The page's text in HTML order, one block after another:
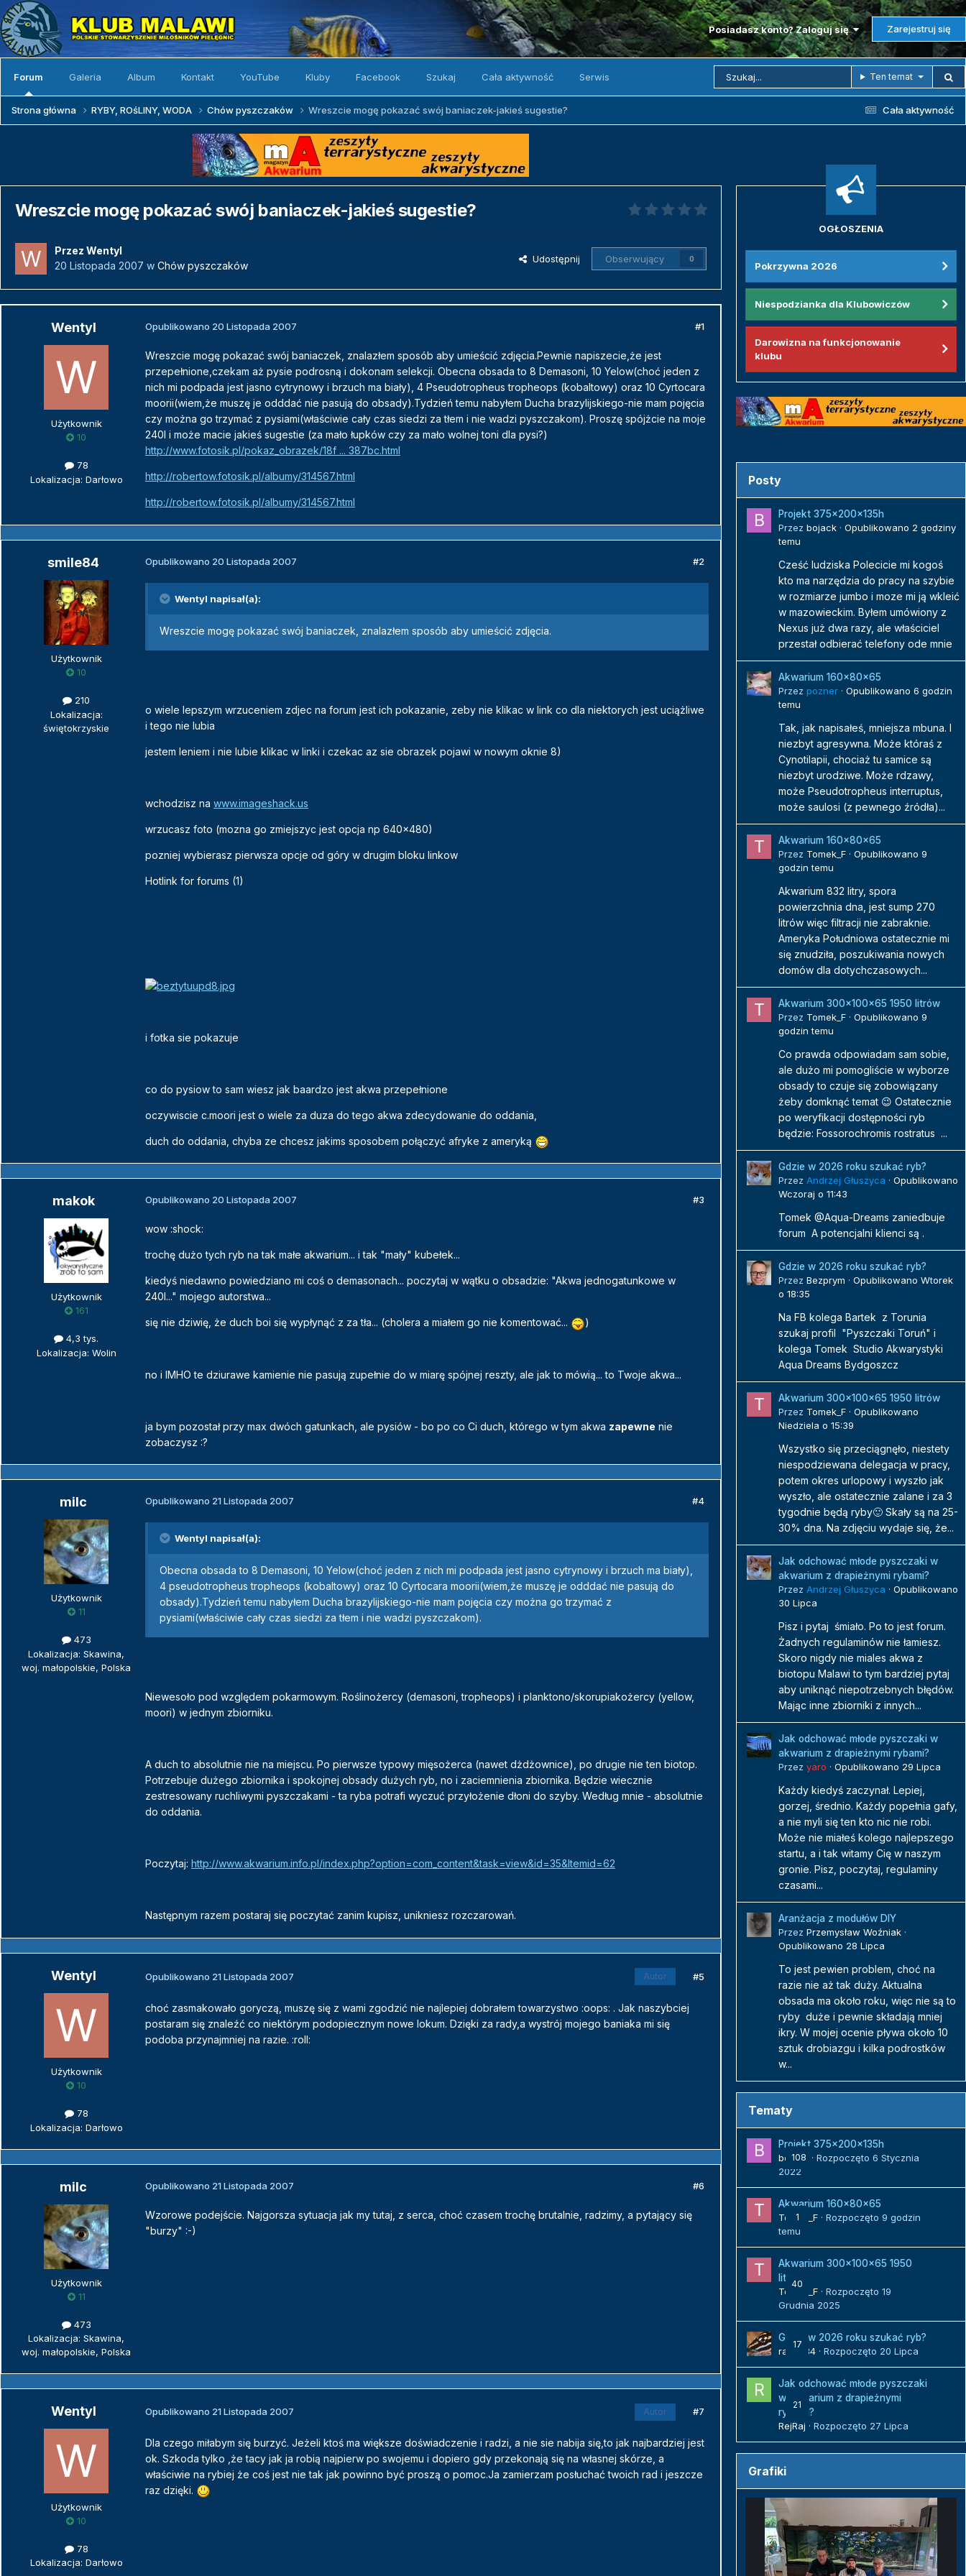
Posiadasz konto? Zaloguj się Zarejestruj się
Forum Galeria Album Kontakt YouTube Kluby Facebook Szukaj Cała aktywność Serwis Ten temat
Cała aktywność
Strona główna RYBY, ROśLINY, WODA Chów pyszczaków Wreszcie mogę pokazać swój baniaczek-jakieś sugestie?
Wreszcie mogę pokazać swój baniaczek-jakieś sugestie?
Przez Wentyl
20 Listopada 2007 w Chów pyszczaków
Udostępnij Obserwujący 0
Wentyl
Użytkownik
10
78
Lokalizacja: Darłowo
#1
Opublikowano 20 Listopada 2007
Wreszcie mogę pokazać swój baniaczek, znalazłem sposób aby umieścić zdjęcia.Pewnie napiszecie,że jest
przepełnione,czekam aż pysie podrosną i dokonam selekcji. Obecna obsada to 8 Demasoni, 10 Yelow(choć jeden z
nich mi podpada jest jasno cytrynowy i brzuch ma biały), 4 Pseudotropheus tropheops (kobaltowy) oraz 10 Cyrtocara
moorii(wiem,że muszę je odddać nie pasują do obsady).Tydzień temu nabyłem Ducha brazylijskiego-nie mam pojęcia
czy można go trzymać z pysiami(właściwie cały czas siedzi za tłem i nie wadzi pyszczakom). Proszę spójżcie na moje
240l i może macie jakieś sugestie (za mało łupków czy za mało wolnej toni dla pysi?)
http://www.fotosik.pl/pokaz_obrazek/18f ... 387bc.html
http://robertow.fotosik.pl/albumy/314567.html
http://robertow.fotosik.pl/albumy/314567.html
smile84
Użytkownik
10
210
Lokalizacja:
świętokrzyskie
#2
Opublikowano 20 Listopada 2007
Wentyl napisał(a):
Wreszcie mogę pokazać swój baniaczek, znalazłem sposób aby umieścić zdjęcia.
o wiele lepszym wrzuceniem zdjec na forum jest ich pokazanie, zeby nie klikac w link co dla niektorych jest uciążliwe
i tego nie lubia
jestem leniem i nie lubie klikac w linki i czekac az sie obrazek pojawi w nowym oknie 8)
wchodzisz na www.imageshack.us
wrzucasz foto (mozna go zmiejszyc jest opcja np 640x480)
pozniej wybierasz pierwsza opcje od góry w drugim bloku linkow
Hotlink for forums (1)
i fotka sie pokazuje
co do pysiow to sam wiesz jak baardzo jest akwa przepełnione
oczywiscie c.moori jest o wiele za duza do tego akwa zdecydowanie do oddania,
duch do oddania, chyba ze chcesz jakims sposobem połączyć afryke z ameryką
makok
Użytkownik
161
4,3 tys.
Lokalizacja: Wolin
#3
Opublikowano 20 Listopada 2007
wow :shock:
trochę dużo tych ryb na tak małe akwarium... i tak "mały" kubełek...
kiedyś niedawno powiedziano mi coś o demasonach... poczytaj w wątku o obsadzie: "Akwa jednogatunkowe w
240l..." mojego autorstwa...
się nie dziwię, że duch boi się wypłynąć z za tła... (cholera a miałem go nie komentować... )
no i IMHO te dziurawe kamienie nie pasują zupełnie do w miarę spójnej reszty, ale jak to mówią... to Twoje akwa...
ja bym pozostał przy max dwóch gatunkach, ale pysiów - bo po co Ci duch, którego w tym akwa zapewne nie
zobaczysz :?
milc
Użytkownik
11
473
Lokalizacja: Skawina,
woj. małopolskie, Polska
#4
Opublikowano 21 Listopada 2007
Wentyl napisał(a):
Obecna obsada to 8 Demasoni, 10 Yelow(choć jeden z nich mi podpada jest jasno cytrynowy i brzuch ma biały),
4 pseudotropheus tropheops (kobaltowy) oraz 10 Cyrtocara moorii(wiem,że muszę je odddać nie pasują do
obsady).Tydzień temu nabyłem Ducha brazylijskiego-nie mam pojęcia czy można go trzymać z
pysiami(właściwie cały czas siedzi za tłem i nie wadzi pyszczakom).
Niewesoło pod względem pokarmowym. Roślinożercy (demasoni, tropheops) i planktono/skorupiakożercy (yellow,
moori) w jednym zbiorniku.
A duch to absolutnie nie na miejscu. Po pierwsze typowy mięsożerca (nawet dżdżownice), po drugie nie ten biotop.
Potrzebuje dużego zbiornika i spokojnej obsady dużych ryb, no i zaciemnienia zbiornika. Będzie wiecznie
zestresowany ruchliwymi pyszczakami - ta ryba potrafi wyczuć przyłożenie dłoni do szyby. Według mnie - absolutnie
do oddania.
Poczytaj: http://www.akwarium.info.pl/index.php?option=com_content&task=view&id=35&Itemid=62
Następnym razem postaraj się poczytać zanim kupisz, unikniesz rozczarowań.
Wentyl
Użytkownik
10
78
Lokalizacja: Darłowo
Autor #5
Opublikowano 21 Listopada 2007
choć zasmakowało goryczą, muszę się z wami zgodzić nie najlepiej dobrałem towarzystwo :oops: . Jak naszybciej
postaram się znaleźć co niektórym podopiecznym nowe lokum. Dzięki za rady,a wystrój mojego baniaka mi się
podoba przynajmniej na razie. :roll:
milc
Użytkownik
11
473
Lokalizacja: Skawina,
woj. małopolskie, Polska
#6
Opublikowano 21 Listopada 2007
Wzorowe podejście. Najgorsza sytuacja jak my tutaj, z serca, choć czasem trochę brutalnie, radzimy, a pytający się
"burzy" :-)
Wentyl
Użytkownik
10
78
Lokalizacja: Darłowo
Autor #7
Opublikowano 21 Listopada 2007
Dla czego miłabym się burzyć. Jeżeli ktoś ma większe doświadczenie i radzi, a nie sie nabija się,to jak najbardziej jest
ok. Szkoda tylko ,że tacy jak ja robią najpierw po swojemu i dopiero gdy przekonają się na własnej skórze, a
właściwie na rybiej że coś jest nie tak jak powinno być proszą o pomoc.Ja zamierzam posłuchać twoich rad i jeszcze
raz dzięki.
OGŁOSZENIA
Pokrzywna 2026
Niespodzianka dla Klubowiczów
Darowizna na funkcjonowanie
klubu
Posty
Projekt 375x200x135h
Przez bojack · Opublikowano 2 godziny
temu
Cześć ludziska Polecicie mi kogoś
kto ma narzędzia do pracy na szybie
w rozmiarze jumbo i moze mi ją wkleić
w mazowieckim. Byłem umówiony z
Nexus już dwa razy, ale właściciel
przestał odbierać telefony ode mnie
Akwarium 160x80x65
Przez pozner · Opublikowano 6 godzin
temu
Tak, jak napisałeś, mniejsza mbuna. I
niezbyt agresywna. Może któraś z
Cynotilapii, chociaż tu samice są
niezbyt urodziwe. Może rdzawy,
może Pseudotropheus interruptus,
może saulosi (z pewnego źródła)...
Akwarium 160x80x65
Przez Tomek_F · Opublikowano 9
godzin temu
Akwarium 832 litry, spora
powierzchnia dna, jest sump 270
litrów więc filtracji nie zabraknie.
Ameryka Południowa ostatecznie mi
się znudziła, poszukiwania nowych
domów dla dotychczasowych...
Akwarium 300x100x65 1950 litrów
Przez Tomek_F · Opublikowano 9
godzin temu
Co prawda odpowiadam sam sobie,
ale dużo mi pomogliście w wyborze
obsady to czuje się zobowiązany
żeby domknąć temat 😉 Ostatecznie
po weryfikacji dostępności ryb
będzie: Fossorochromis rostratus ...
Gdzie w 2026 roku szukać ryb?
Przez Andrzej Głuszyca · Opublikowano
Wczoraj o 11:43
Tomek @Aqua-Dreams zaniedbuje
forum A potencjalni klienci są .
Gdzie w 2026 roku szukać ryb?
Przez Bezprym · Opublikowano Wtorek
o 18:35
Na FB kolega Bartek z Torunia
szukaj profil "Pyszczaki Toruń" i
kolega Tomek Studio Akwarystyki
Aqua Dreams Bydgoszcz
Akwarium 300x100x65 1950 litrów
Przez Tomek_F · Opublikowano
Niedziela o 15:39
Wszystko się przeciągnęło, niestety
niespodziewana delegacja w pracy,
potem okres urlopowy i wyszło jak
wyszło, ale ostatecznie zalane i za 3
tygodnie będą ryby🙂 Skały są na 25-
30% dna. Na zdjęciu wydaje się, że...
Jak odchować młode pyszczaki w
akwarium z drapieżnymi rybami?
Przez Andrzej Głuszyca · Opublikowano
30 Lipca
Pisz i pytaj śmiało. Po to jest forum.
Żadnych regulaminów nie łamiesz.
Skoro nigdy nie miales akwa z
biotopu Malawi to tym bardziej pytaj
aby uniknąć niepotrzebnych błędów.
Mając inne zbiorniki z innych...
Jak odchować młode pyszczaki w
akwarium z drapieżnymi rybami?
Przez yaro · Opublikowano 29 Lipca
Każdy kiedyś zaczynał. Lepiej,
gorzej, średnio. Każdy popełnia gafy,
a nie myli się ten kto nic nie robi.
Może nie miałeś kolego najlepszego
startu, a i tak witamy Cię w naszym
gronie. Pisz, poczytaj, regulaminy
czasami...
Aranżacja z modułów DIY
Przez Przemysław Woźniak ·
Opublikowano 28 Lipca
To jest pewien problem, choć na
razie nie aż tak duży. Aktualna
obsada ma około roku, więc nie są to
ryby duże i pewnie składają mniej
ikry. W mojej ocenie pływa około 10
sztuk drobiazgu i kilka podrostków
w...
Tematy
108
Projekt 375x200x135h
bojack · Rozpoczęto 6 Stycznia
2022
1
Akwarium 160x80x65
Tomek_F · Rozpoczęto 9 godzin
temu
40
Akwarium 300x100x65 1950
litrów
Tomek_F · Rozpoczęto 19
Grudnia 2025
17
Gdzie w 2026 roku szukać ryb?
radek84 · Rozpoczęto 20 Lipca
21
Jak odchować młode pyszczaki
w akwarium z drapieżnymi
rybami?
RejRaj · Rozpoczęto 27 Lipca
Grafiki